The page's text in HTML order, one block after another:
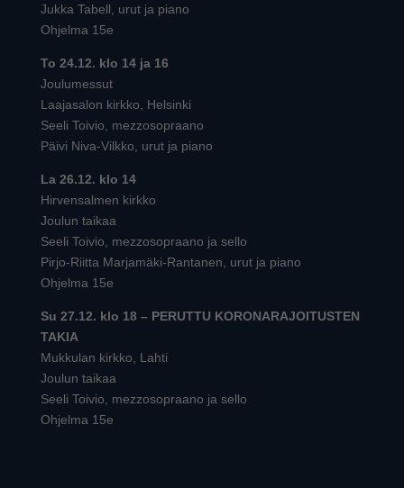
Jukka Tabell, urut ja piano
Ohjelma 15e
To 24.12. klo 14 ja 16
Joulumessut
Laajasalon kirkko, Helsinki
Seeli Toivio, mezzosopraano
Päivi Niva-Vilkko, urut ja piano
La 26.12. klo 14
Hirvensalmen kirkko
Joulun taikaa
Seeli Toivio, mezzosopraano ja sello
Pirjo-Riitta Marjamäki-Rantanen, urut ja piano
Ohjelma 15e
Su 27.12. klo 18 – PERUTTU KORONARAJOITUSTEN
TAKIA
Mukkulan kirkko, Lahti
Joulun taikaa
Seeli Toivio, mezzosopraano ja sello
Ohjelma 15e